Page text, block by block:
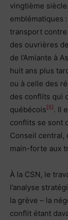
vingtième
emblématiques
transport contre
des ouvrières
de l’Amiante à
huit ans plus
ou à celle des
des conflits qui
québécois [5] . Il
conflits se sont
Conseil central,
main-forte aux
À la CSN, le
l’analyse
la grève – la
conflit étant